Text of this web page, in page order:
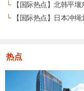
└【国际热点】北韩平壤
└【国际热点】日本冲绳
热点